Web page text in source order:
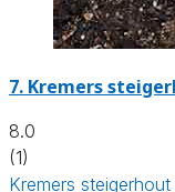
7. Kremers
8.0
(1)
Kremers